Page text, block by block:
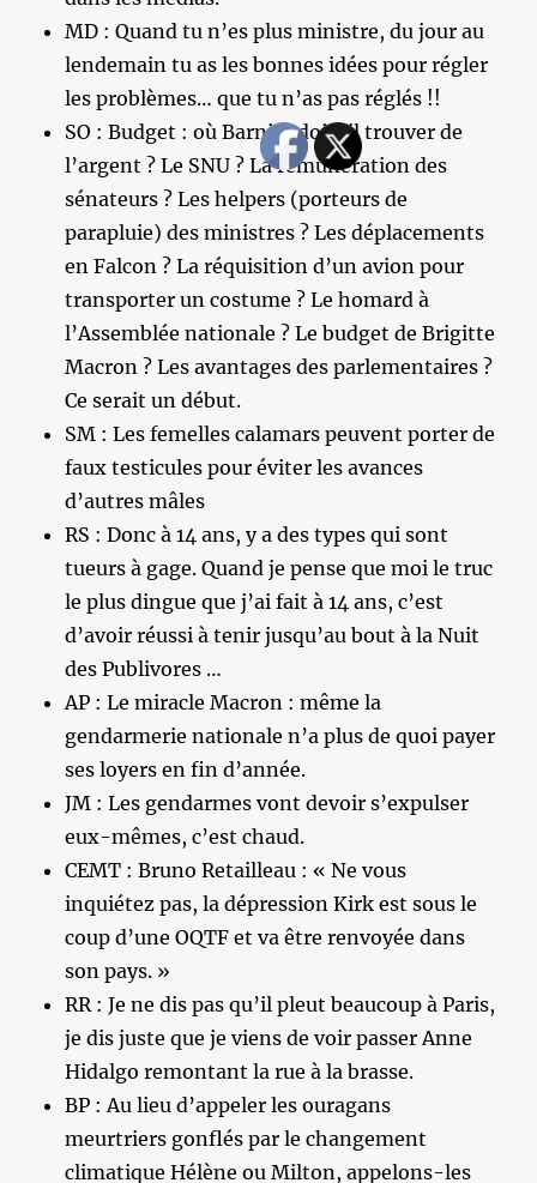
MD : Quand tu n’es plus ministre, du jour au
lendemain tu as les bonnes idées pour régler
les problèmes… que tu n’as pas réglés !!
SO : Budget : où Barnier doit-il trouver de
l’argent ? Le SNU ? La rémunération des
sénateurs ? Les helpers (porteurs de
parapluie) des ministres ? Les déplacements
en Falcon ? La réquisition d’un avion pour
transporter un costume ? Le homard à
l’Assemblée nationale ? Le budget de Brigitte
Macron ? Les avantages des parlementaires ?
Ce serait un début.
SM : Les femelles calamars peuvent porter de
faux testicules pour éviter les avances
d’autres mâles
RS : Donc à 14 ans, y a des types qui sont
tueurs à gage. Quand je pense que moi le truc
le plus dingue que j’ai fait à 14 ans, c’est
d’avoir réussi à tenir jusqu’au bout à la Nuit
des Publivores …
AP : Le miracle Macron : même la
gendarmerie nationale n’a plus de quoi payer
ses loyers en fin d’année.
JM : Les gendarmes vont devoir s’expulser
eux-mêmes, c’est chaud.
CEMT : Bruno Retailleau : « Ne vous
inquiétez pas, la dépression Kirk est sous le
coup d’une OQTF et va être renvoyée dans
son pays. »
RR : Je ne dis pas qu’il pleut beaucoup à Paris,
je dis juste que je viens de voir passer Anne
Hidalgo remontant la rue à la brasse.
BP : Au lieu d’appeler les ouragans
meurtriers gonflés par le changement
climatique Hélène ou Milton, appelons-les